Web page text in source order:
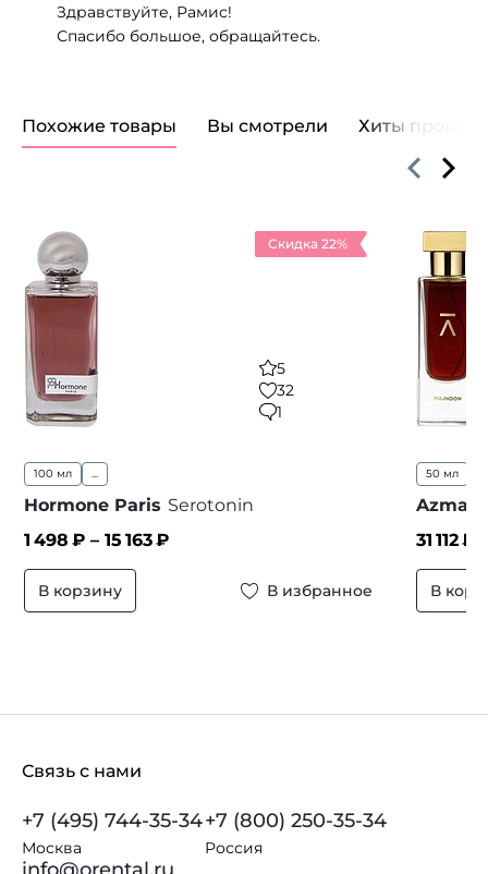
Здравствуйте, Рамис!
Спасибо большое, обращайтесь.
Похожие товары Вы смотрели Хиты продаж
Скидка 22%
5
32
1
100 мл
Hormone Paris Serotonin
1 498 ₽ – 15 163₽
В корзину В избранное
50 мл
Azman
31 112₽
В
Связь с нами
+7 (495) 744-35-34
Москва
+7 (800) 250-35-34
Россия